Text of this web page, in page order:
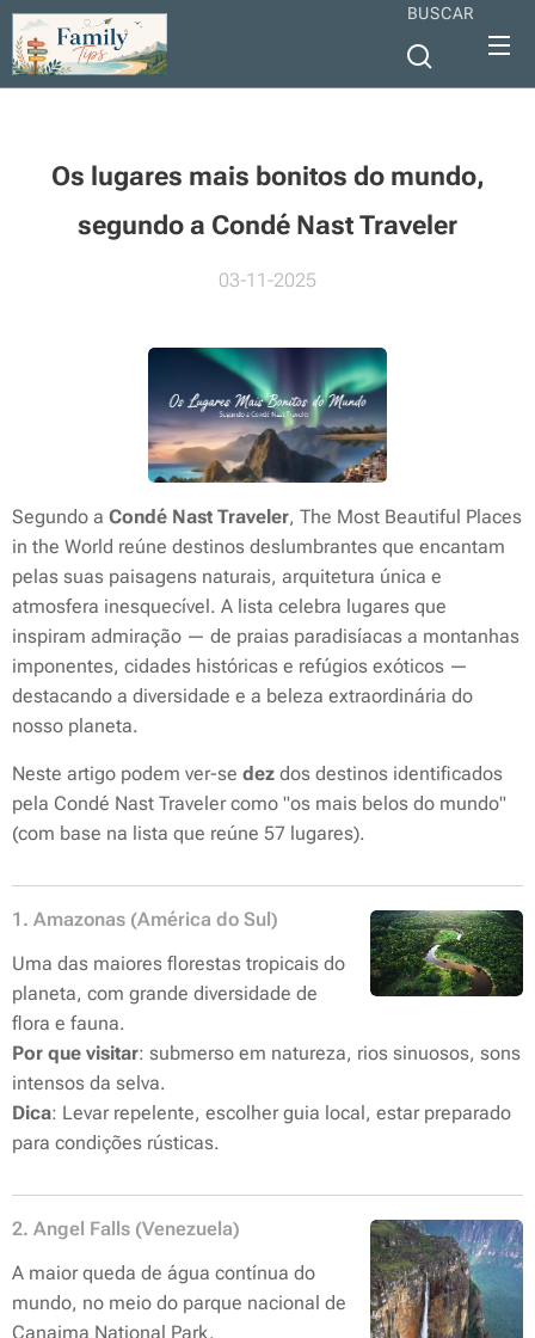
BUSCAR
Os lugares mais bonitos do mundo,
segundo a Condé Nast Traveler
03-11-2025
Segundo a Condé Nast Traveler, The Most Beautiful Places
in the World reúne destinos deslumbrantes que encantam
pelas suas paisagens naturais, arquitetura única e
atmosfera inesquecível. A lista celebra lugares que
inspiram admiração — de praias paradisíacas a montanhas
imponentes, cidades históricas e refúgios exóticos —
destacando a diversidade e a beleza extraordinária do
nosso planeta.
Neste artigo podem ver-se dez dos destinos identificados
pela Condé Nast Traveler como "os mais belos do mundo"
(com base na lista que reúne 57 lugares).
1. Amazonas (América do Sul)
Uma das maiores florestas tropicais do
planeta, com grande diversidade de
flora e fauna.
Por que visitar: submerso em natureza, rios sinuosos, sons
intensos da selva.
Dica: Levar repelente, escolher guia local, estar preparado
para condições rústicas.
2. Angel Falls (Venezuela)
A maior queda de água contínua do
mundo, no meio do parque nacional de
Canaima National Park.